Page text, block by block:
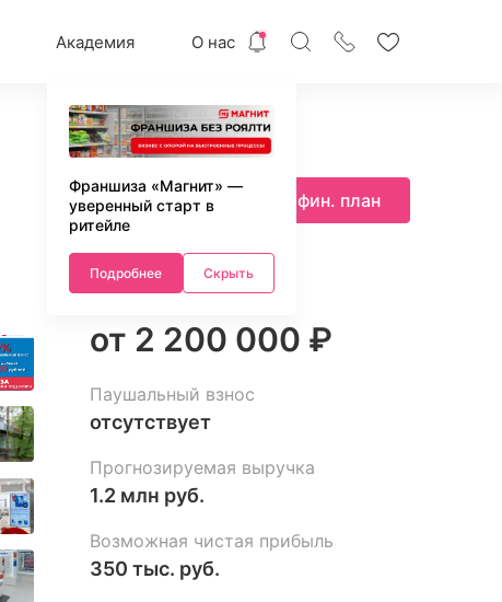
Академия О нас
Франшиза «Магнит» —
уверенный старт в
ритейле
Подробнее Скрыть
Запросить фин. план
от 2 200 000 ₽
Паушальный взнос
отсутствует
Прогнозируемая выручка
1.2 млн руб.
Возможная чистая прибыль
350 тыс. руб.